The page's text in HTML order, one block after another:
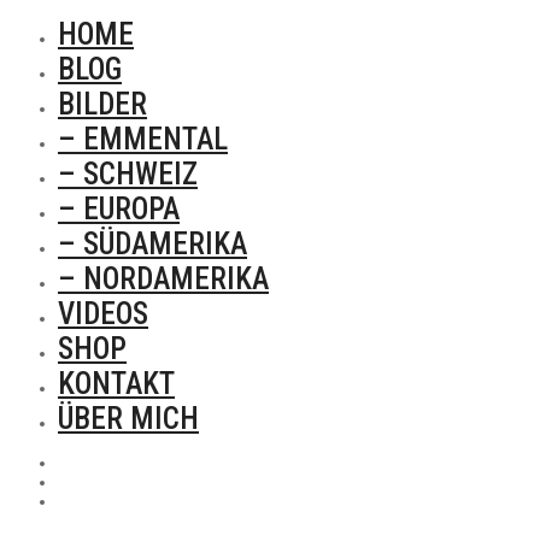
HOME
BLOG
BILDER
– EMMENTAL
– SCHWEIZ
– EUROPA
– SÜDAMERIKA
– NORDAMERIKA
VIDEOS
SHOP
KONTAKT
ÜBER MICH